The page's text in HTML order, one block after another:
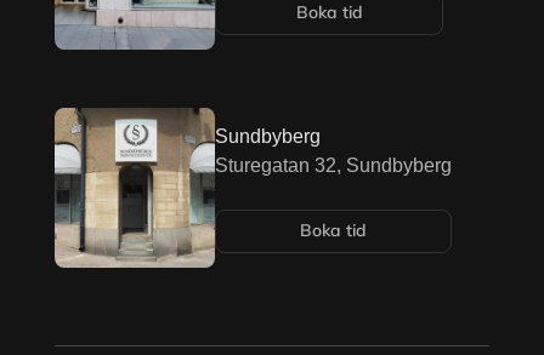
Boka tid
Sundbyberg
Sturegatan 32, Sundbyberg
Boka tid